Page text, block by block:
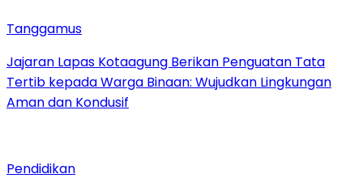
Tanggamus
Jajaran Lapas Kotaagung Berikan Penguatan Tata
Tertib kepada Warga Binaan: Wujudkan Lingkungan
Aman dan Kondusif
Pendidikan